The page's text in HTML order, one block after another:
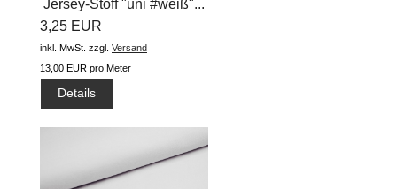
Jersey-Stoff "uni #weiß"...
3,25 EUR
inkl. MwSt. zzgl. Versand
13,00 EUR pro Meter
Details